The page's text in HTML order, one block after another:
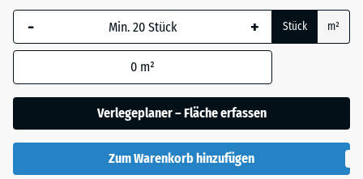
- 2,80 €
Die gewählte, blau
umrandete
Abmessung wird
Produktdaten nicht
anders angegeben)
für die
Bedarfsberechnung
- + Stück m²
0 m²
Verlegeplaner – Fläche erfassen
Zum Warenkorb hinzufügen